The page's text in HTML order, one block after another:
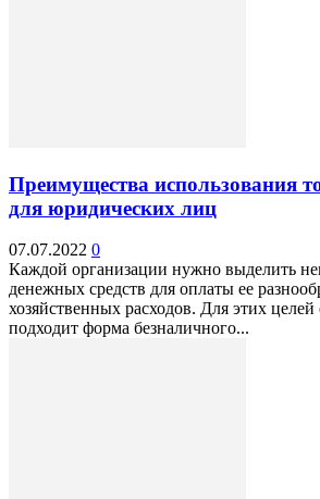
Преимущества использования
для юридических лиц
07.07.2022 0
Каждой организации нужно выделить
денежных средств для оплаты ее
хозяйственных расходов. Для этих целей
подходит форма безналичного...